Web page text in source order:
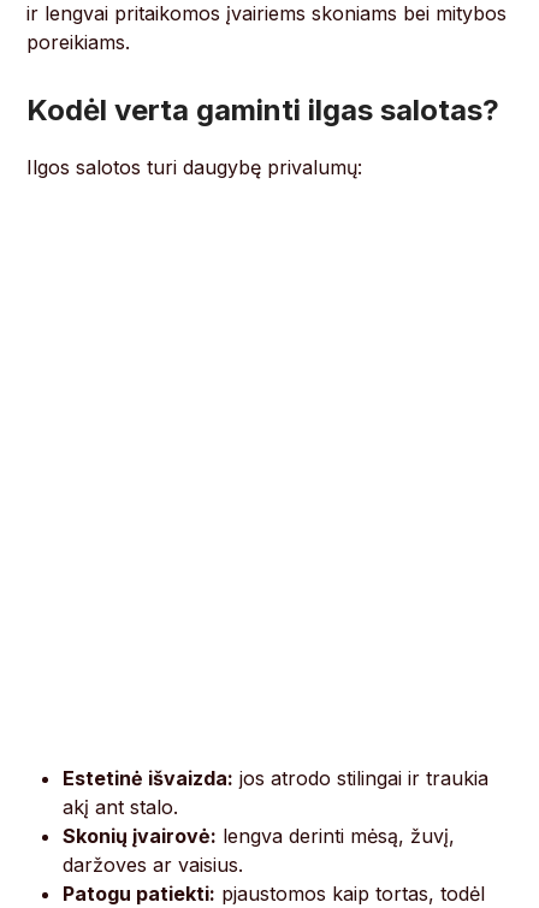
ir lengvai pritaikomos įvairiems skoniams bei mitybos
poreikiams.
Kodėl verta gaminti ilgas salotas?
Ilgos salotos turi daugybę privalumų:
Estetinė išvaizda: jos atrodo stilingai ir traukia
akį ant stalo.
Skonių įvairovė: lengva derinti mėsą, žuvį,
daržoves ar vaisius.
Patogu patiekti: pjaustomos kaip tortas, todėl